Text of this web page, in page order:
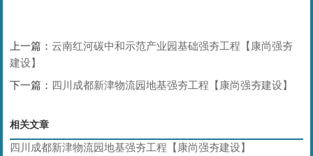
上一篇： 云南红河碳中和示范产业园基础强夯工程【康尚强夯
建设】
下一篇： 四川成都新津物流园地基强夯工程【康尚强夯建设】
相关文章
四川成都新津物流园地基强夯工程【康尚强夯建设】